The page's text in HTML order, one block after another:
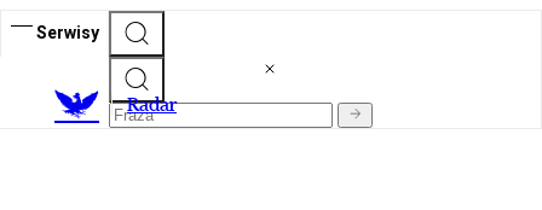
Serwisy
Radar